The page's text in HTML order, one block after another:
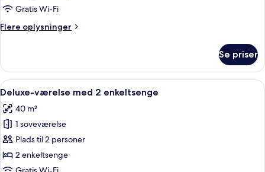
Gratis Wi-Fi
Flere oplysninger
Flere
(Garden
Rooftop)
Se priser
Indlæs
alle
billeder
af
Deluxe-
værelse
med
Et hotelværelse med to senge, en
6
Deluxe-værelse med 2 enkeltsenge
40 m²
1 soveværelse
Plads til 2 personer
2 enkeltsenge